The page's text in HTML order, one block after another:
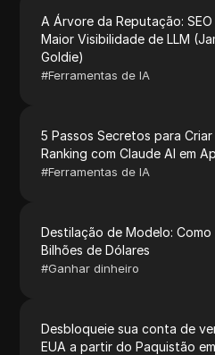
A Árvore da Reputação:
Maior Visibilidade de LLM
Goldie)
#Ferramentas de IA
5 Passos Secretos para
Ranking com Claude AI em
#Ferramentas de IA
Destilação de Modelo: Como
Bilhões de Dólares
#Ganhar dinheiro
Desbloqueie sua conta de
EUA a partir do Paquistão